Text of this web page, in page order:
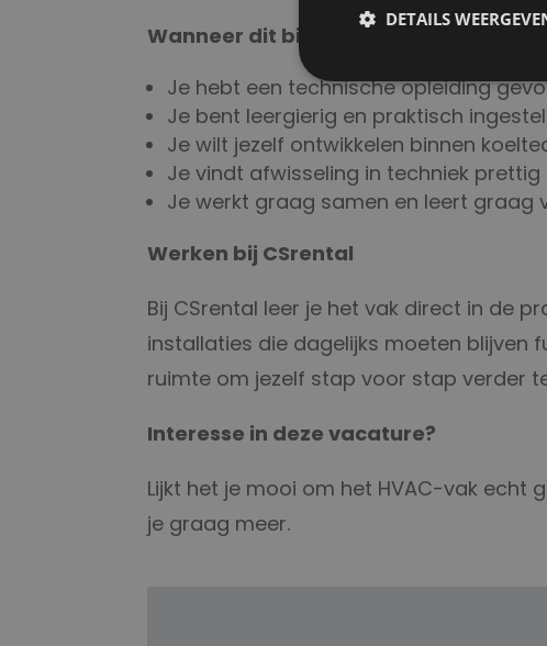
Wanneer dit bij je past
Je hebt een technische opleiding
Je bent leergierig en praktisch
Je wilt jezelf ontwikkelen binnen
Je vindt afwisseling in techniek prettig
Je werkt graag samen en leert graag
Werken bij CSrental
Bij CSrental leer je het vak direct in de
installaties die dagelijks moeten blijven
ruimte om jezelf stap voor stap verder
Interesse in deze vacature?
Lijkt het je mooi om het HVAC-vak echt
je graag meer.
DETAILS